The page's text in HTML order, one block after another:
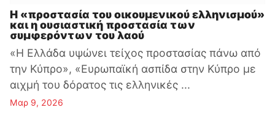
Η «προστασία του οικουμενικού ελληνισμού»
και η ουσιαστική προστασία των
συμφερόντων του λαού
«Η Ελλάδα υψώνει τείχος προστασίας πάνω από
την Κύπρο», «Ευρωπαϊκή ασπίδα στην Κύπρο με
αιχμή του δόρατος τις ελληνικές ...
Μαρ 9, 2026